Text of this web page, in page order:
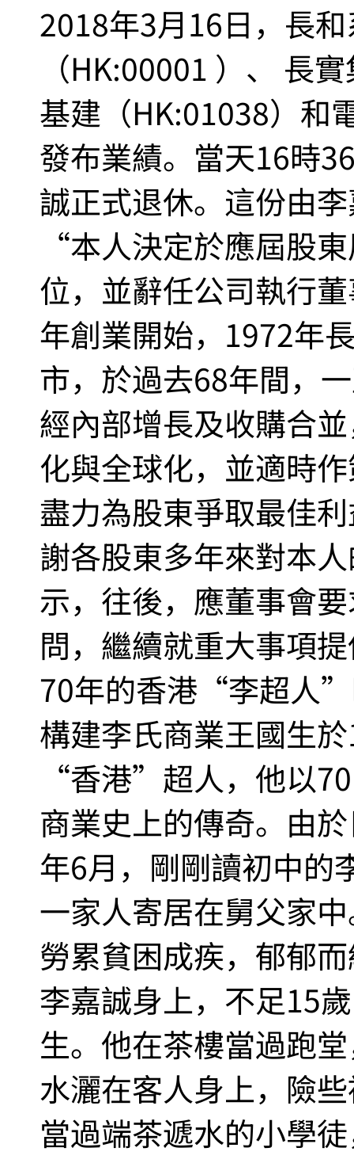
2018年3月16日，長
（HK:00001 ）、 長
基建（HK:01038）和
發布業績。當天16時
誠正式退休。這份由
“本人決定於應屆股
位，並辭任公司執行
年創業開始，1972年
市，於過去68年間，
經內部增長及收購合
化與全球化，並適時
盡力為股東爭取最佳
謝各股東多年來對本
示，往後，應董事會
問，繼續就重大事項
70年的香港“李超人”
構建李氏商業王國生
“香港”超人，他以
商業史上的傳奇。由
年6月，剛剛讀初中的
一家人寄居在舅父家
勞累貧困成疾，郁郁
李嘉誠身上，不足15
生。他在茶樓當過跑
水灑在客人身上，險
當過端茶遞水的小學